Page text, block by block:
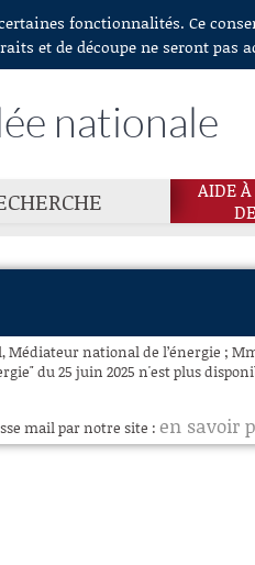
fonctionnalités. Ce
et de découpe ne seront pas
nationale
AIDE À
Médiateur national de l’énergie ;
du 25 juin 2025 n'est plus
mail par notre site : en savoir